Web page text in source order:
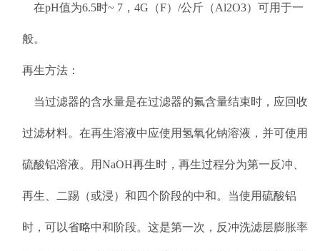
在pH值为6.5时~ 7，4G（F）/公斤（Al2O3）可用于一
般。
再生方法：
当过滤器的含水量是在过滤器的氟含量结束时，应回收
过滤材料。在再生溶液中应使用氢氧化钠溶液，并可使用
硫酸铝溶液。用NaOH再生时，再生过程分为第一反冲、
再生、二踢（或浸）和四个阶段的中和。当使用硫酸铝
时，可以省略中和阶段。这是第一次，反冲洗滤层膨胀率